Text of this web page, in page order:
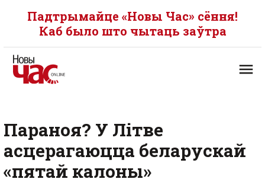
Падтрымайце «Новы Час» сёння!
Каб было што чытаць заўтра
Параноя? У Літве
асцерагаюцца беларускай
«пятай калоны»